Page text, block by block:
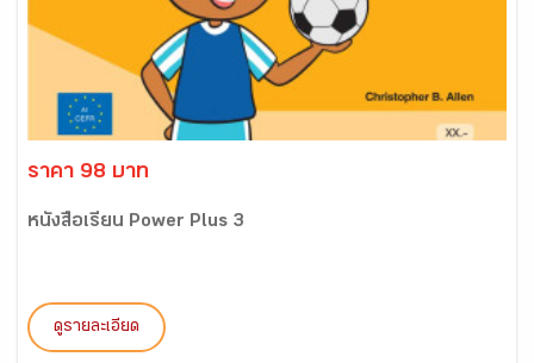
ราคา 98 บาท
หนังสือเรียน Power Plus 3
ดูรายละเอียด